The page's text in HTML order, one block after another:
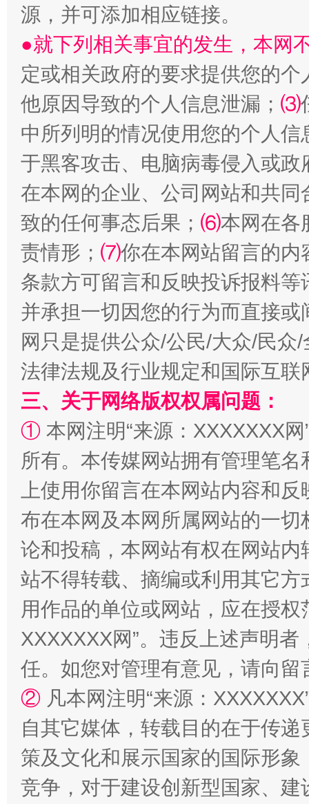
源，并可添加相应链接。
●就下列相关事宜的发生，本网
定或相关政府的要求提供您的个
他原因导致的个人信息泄漏； ⑶
中所列明的情况使用您的个人
于黑客攻击、电脑病毒侵入或
在本网的企业、公司网站和共
致的任何事态后果； ⑹本网在各
责情形； ⑺你在本网站留言的内
条款方可留言和反映投诉报料
并承担一切因您的行为而直接
网只是提供公众/公民/大众/民
法律法规及行业规定和国际互
三、关于网络版权权属问题：
① 本网注明“来源：XXXXXXX
所有。本传媒网站拥有管理笔
上使用你留言在本网站内容和
布在本网及本网所属网站的一
论和投稿，本网站有权在网站
站不得转载、摘编或利用其它
用作品的单位或网站，应在授
XXXXXXX网”。违反上述声明
任。如您对管理有意见，请向
② 凡本网注明“来源：
自其它媒体，转载目的在于传
策及文化和展示国家的国际形
竞争，对于建设创新型国家、